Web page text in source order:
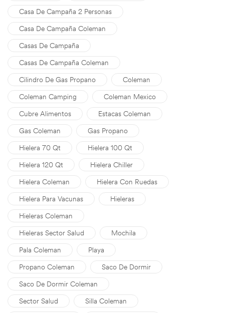
Casa De Campaña 2 Personas
Casa De Campaña Coleman
Casas De Campaña
Casas De Campaña Coleman
Cilindro De Gas Propano
Coleman
Coleman Camping
Coleman Mexico
Cubre Alimentos
Estacas Coleman
Gas Coleman
Gas Propano
Hielera 70 Qt
Hielera 100 Qt
Hielera 120 Qt
Hielera Chiller
Hielera Coleman
Hielera Con Ruedas
Hielera Para Vacunas
Hieleras
Hieleras Coleman
Hieleras Sector Salud
Mochila
Pala Coleman
Playa
Propano Coleman
Saco De Dormir
Saco De Dormir Coleman
Sector Salud
Silla Coleman